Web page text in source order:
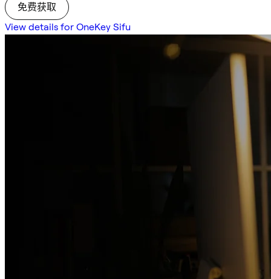
免费获取
View details for OneKey Sifu